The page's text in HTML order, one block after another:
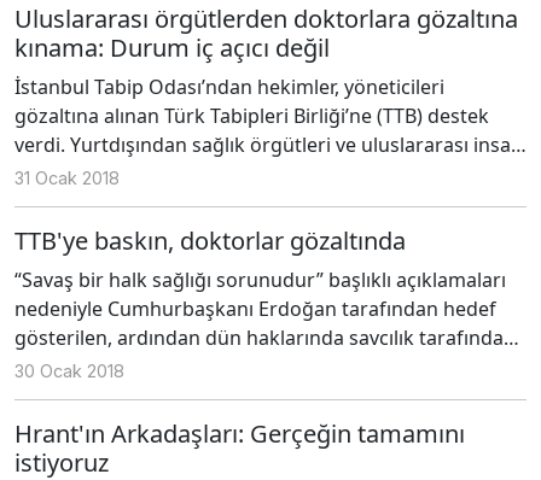
Uluslararası örgütlerden doktorlara gözaltına
kınama: Durum iç açıcı değil
İstanbul Tabip Odası’ndan hekimler, yöneticileri
gözaltına alınan Türk Tabipleri Birliği’ne (TTB) destek
verdi. Yurtdışından sağlık örgütleri ve uluslararası insan
hakları örgütleri de TTB’ye yapılan operasyonu kınadı.
31 Ocak 2018
TTB'ye baskın, doktorlar gözaltında
“Savaş bir halk sağlığı sorunudur” başlıklı açıklamaları
nedeniyle Cumhurbaşkanı Erdoğan tarafından hedef
gösterilen, ardından dün haklarında savcılık tarafından
soruşturma başlatılan Türk Tabipler Birliği (TTB) üyesi 11
doktor hakkında gözaltı kararı çıkartıldı; TTB’ye polis
operasyonu düzenlendi.
30 Ocak 2018
Hrant'ın Arkadaşları: Gerçeğin tamamını
istiyoruz